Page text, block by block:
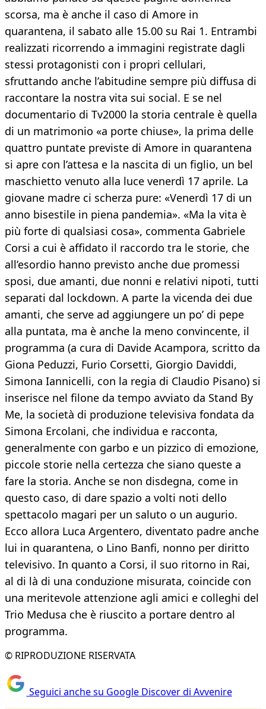
scorsa, ma è anche il caso di Amore in
quarantena, il sabato alle 15.00 su Rai 1. Entrambi
realizzati ricorrendo a immagini registrate dagli
stessi protagonisti con i propri cellulari,
sfruttando anche l’abitudine sempre più diffusa di
raccontare la nostra vita sui social. E se nel
documentario di Tv2000 la storia centrale è quella
di un matrimonio «a porte chiuse», la prima delle
quattro puntate previste di Amore in quarantena
si apre con l’attesa e la nascita di un figlio, un bel
maschietto venuto alla luce venerdì 17 aprile. La
giovane madre ci scherza pure: «Venerdì 17 di un
anno bisestile in piena pandemia». «Ma la vita è
più forte di qualsiasi cosa», commenta Gabriele
Corsi a cui è affidato il raccordo tra le storie, che
all’esordio hanno previsto anche due promessi
sposi, due amanti, due nonni e relativi nipoti, tutti
separati dal lockdown. A parte la vicenda dei due
amanti, che serve ad aggiungere un po’ di pepe
alla puntata, ma è anche la meno convincente, il
programma (a cura di Davide Acampora, scritto da
Giona Peduzzi, Furio Corsetti, Giorgio Daviddi,
Simona Iannicelli, con la regia di Claudio Pisano) si
inserisce nel filone da tempo avviato da Stand By
Me, la società di produzione televisiva fondata da
Simona Ercolani, che individua e racconta,
generalmente con garbo e un pizzico di emozione,
piccole storie nella certezza che siano queste a
fare la storia. Anche se non disdegna, come in
questo caso, di dare spazio a volti noti dello
spettacolo magari per un saluto o un augurio.
Ecco allora Luca Argentero, diventato padre anche
lui in quarantena, o Lino Banfi, nonno per diritto
televisivo. In quanto a Corsi, il suo ritorno in Rai,
al di là di una conduzione misurata, coincide con
una meritevole attenzione agli amici e colleghi del
Trio Medusa che è riuscito a portare dentro al
programma.
© RIPRODUZIONE RISERVATA
Seguici anche su Google Discover di Avvenire